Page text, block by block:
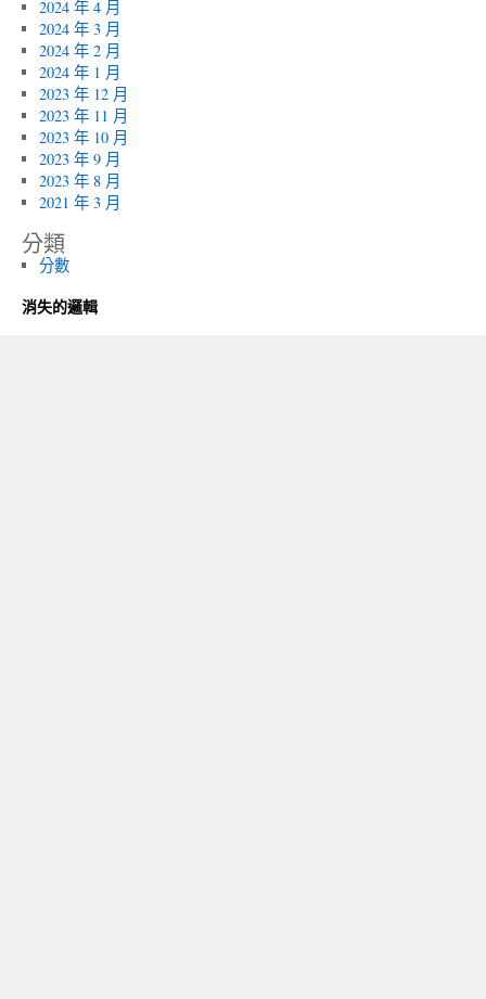
2024 年 4 月
2024 年 3 月
2024 年 2 月
2024 年 1 月
2023 年 12 月
2023 年 11 月
2023 年 10 月
2023 年 9 月
2023 年 8 月
2021 年 3 月
分類
分數
消失的邏輯